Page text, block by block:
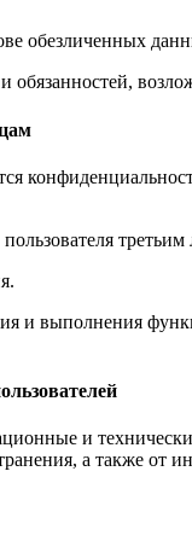
обезличенных
и выполнения
и
а также